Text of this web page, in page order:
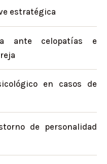
estratégica
ante celopatías e
en casos de
de personalidad